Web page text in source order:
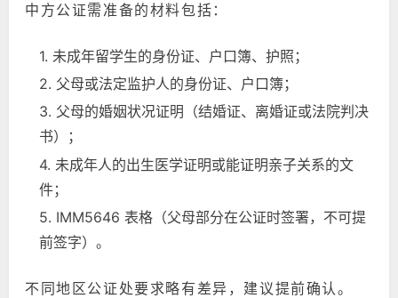
中方公证需准备的材料包括：
1. 未成年留学生的身份证、户口簿、护照；
2. 父母或法定监护人的身份证、户口簿；
3. 父母的婚姻状况证明（结婚证、离婚证或法院判决
书）；
4. 未成年人的出生医学证明或能证明亲子关系的文
件；
5. IMM5646 表格（父母部分在公证时签署，不可提
前签字）。
不同地区公证处要求略有差异，建议提前确认。